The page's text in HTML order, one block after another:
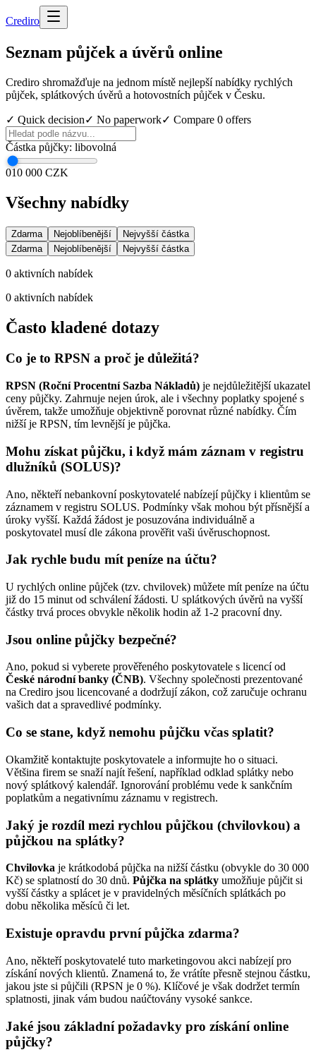
Crediro
Seznam půjček a úvěrů online
Crediro shromažďuje na jednom místě nejlepší nabídky rychlých
půjček, splátkových úvěrů a hotovostních půjček v Česku.
✓ Quick decision✓ No paperwork✓ Compare 0 offers
Částka půjčky: libovolná
010 000 CZK
Všechny nabídky
Zdarma Nejoblíbenější
Nejvyšší částka
Zdarma
Nejoblíbenější Nejvyšší částka
0 aktivních nabídek
0 aktivních nabídek
Často kladené dotazy
Co je to RPSN a proč je důležitá?
RPSN (Roční Procentní Sazba Nákladů) je nejdůležitější ukazatel
ceny půjčky. Zahrnuje nejen úrok, ale i všechny poplatky spojené s
úvěrem, takže umožňuje objektivně porovnat různé nabídky. Čím
nižší je RPSN, tím levnější je půjčka.
Mohu získat půjčku, i když mám záznam v registru
dlužníků (SOLUS)?
Ano, někteří nebankovní poskytovatelé nabízejí půjčky i klientům se
záznamem v registru SOLUS. Podmínky však mohou být přísnější a
úroky vyšší. Každá žádost je posuzována individuálně a
poskytovatel musí dle zákona prověřit vaši úvěruschopnost.
Jak rychle budu mít peníze na účtu?
U rychlých online půjček (tzv. chvilovek) můžete mít peníze na účtu
již do 15 minut od schválení žádosti. U splátkových úvěrů na vyšší
částky trvá proces obvykle několik hodin až 1-2 pracovní dny.
Jsou online půjčky bezpečné?
Ano, pokud si vyberete prověřeného poskytovatele s licencí od
České národní banky (ČNB). Všechny společnosti prezentované
na Crediro jsou licencované a dodržují zákon, což zaručuje ochranu
vašich dat a spravedlivé podmínky.
Co se stane, když nemohu půjčku včas splatit?
Okamžitě kontaktujte poskytovatele a informujte ho o situaci.
Většina firem se snaží najít řešení, například odklad splátky nebo
nový splátkový kalendář. Ignorování problému vede k sankčním
poplatkům a negativnímu záznamu v registrech.
Jaký je rozdíl mezi rychlou půjčkou (chvilovkou) a
půjčkou na splátky?
Chvilovka je krátkodobá půjčka na nižší částku (obvykle do 30 000
Kč) se splatností do 30 dnů. Půjčka na splátky umožňuje půjčit si
vyšší částky a splácet je v pravidelných měsíčních splátkách po
dobu několika měsíců či let.
Existuje opravdu první půjčka zdarma?
Ano, někteří poskytovatelé tuto marketingovou akci nabízejí pro
získání nových klientů. Znamená to, že vrátíte přesně stejnou částku,
jakou jste si půjčili (RPSN je 0 %). Klíčové je však dodržet termín
splatnosti, jinak vám budou naúčtovány vysoké sankce.
Jaké jsou základní požadavky pro získání online
půjčky?